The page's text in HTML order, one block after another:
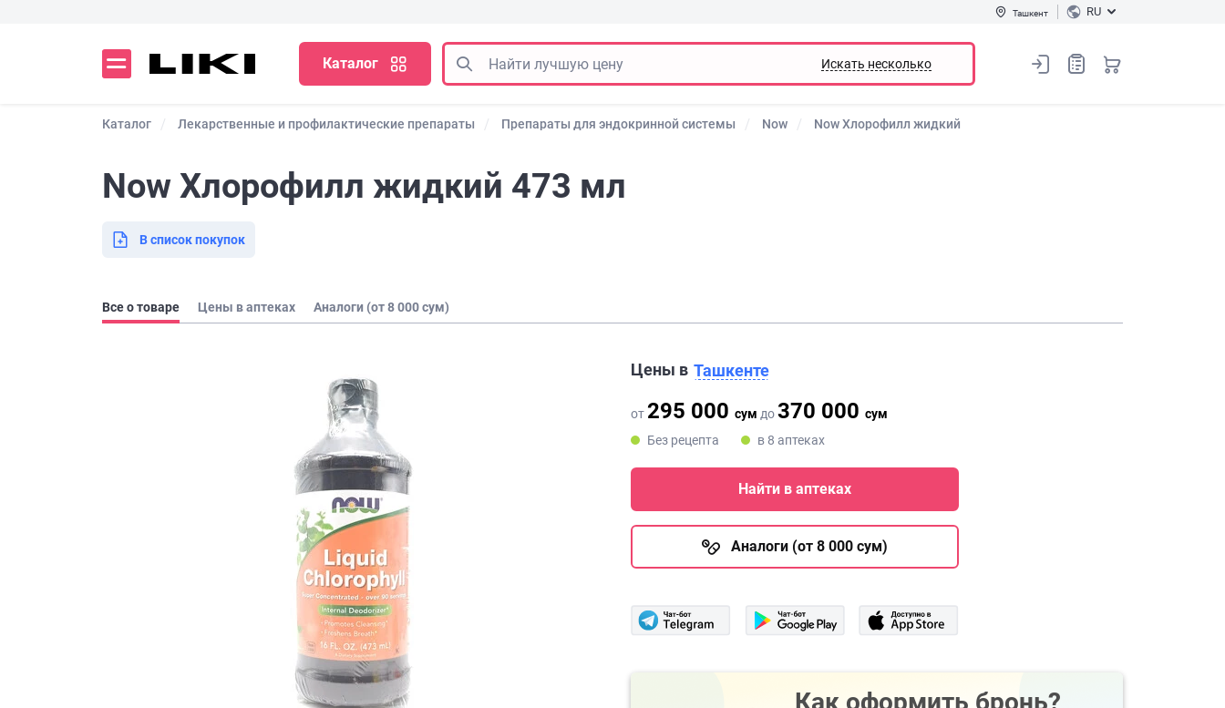
Ташкент RU
Каталог Искать несколько
Каталог Лекарственные и профилактические препараты Препараты для эндокринной системы Now Now Хлорофилл жидкий
Now Хлорофилл жидкий 473 мл
В список покупок
Все о товаре Цены в аптеках Аналоги (от 8 000 сум)
Цены в Ташкенте
от 295 000 сум до370 000 сум
Без рецепта
в 8 аптеках
Найти в аптеках
Аналоги (от 8 000 сум)